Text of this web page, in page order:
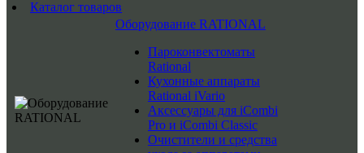
Каталог товаров
Оборудование RATIONAL
Пароконвектоматы
Rational
Кухонные аппараты
Rational iVario
Аксессуары для iCombi
Pro и iCombi Classic
Очистители и средства